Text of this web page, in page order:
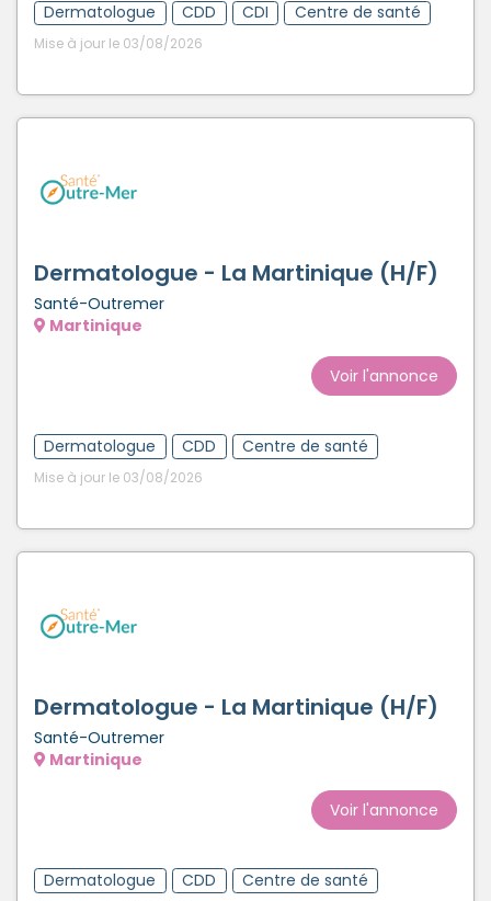
Dermatologue CDD CDI Centre de santé
Mise à jour le 03/08/2026
Dermatologue - La Martinique (H/F)
Santé-Outremer
Martinique
Voir l'annonce
Dermatologue CDD Centre de santé
Mise à jour le 03/08/2026
Dermatologue - La Martinique (H/F)
Santé-Outremer
Martinique
Voir l'annonce
Dermatologue CDD Centre de santé